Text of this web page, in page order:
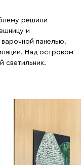
решили
и
панелью.
Над островом
светильник.